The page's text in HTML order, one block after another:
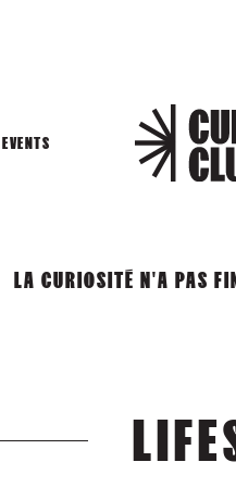
EVENTS
LA CURIOSITÉ N'A PAS